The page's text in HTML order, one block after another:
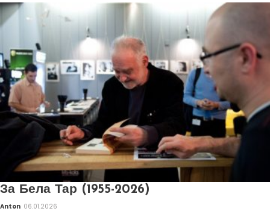
За Бела Тар (1955-2026)
Anton 06.01.2026